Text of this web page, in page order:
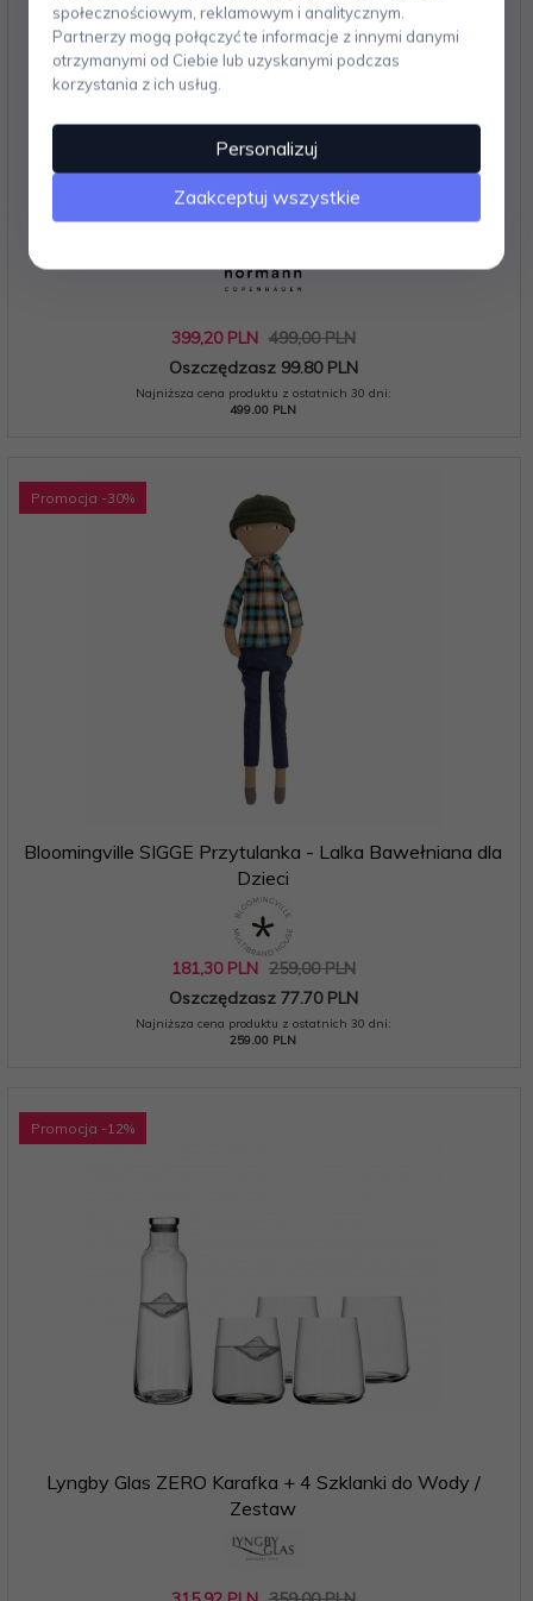
Normann Copenhagen SALON Organizer - Drewniana
399,20 PLN 499,00 PLN
Oszczędzasz 99.80 PLN
Najniższa cena produktu z ostatnich 30 dni:
499.00 PLN
Promocja -30%
Bloomingville SIGGE Przytulanka - Lalka Bawełniana dla
Dzieci
181,30 PLN 259,00 PLN
Oszczędzasz 77.70 PLN
Najniższa cena produktu z ostatnich 30 dni:
259.00 PLN
Promocja -12%
Lyngby Glas ZERO Karafka + 4 Szklanki do Wody /
Zestaw
społecznościowym, reklamowym i analitycznym.
Partnerzy mogą połączyć te informacje z innymi danymi
otrzymanymi od Ciebie lub uzyskanymi podczas
korzystania z ich usług.
Personalizuj
Zaakceptuj wszystkie